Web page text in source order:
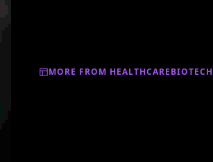
MORE FROM HEALTHCAREBIOTECH